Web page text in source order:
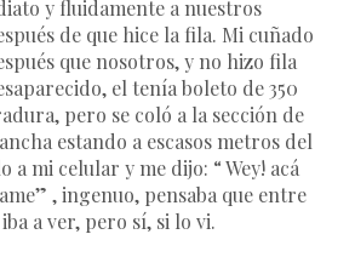
y fluidamente a nuestros
de que hice la fila. Mi cuñado
que nosotros, y no hizo fila
el tenía boleto de 350
pero se coló a la sección de
estando a escasos metros del
a mi celular y me dijo: “ Wey! acá
, ingenuo, pensaba que entre
a ver, pero sí, si lo vi.